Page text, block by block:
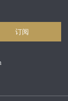
订阅